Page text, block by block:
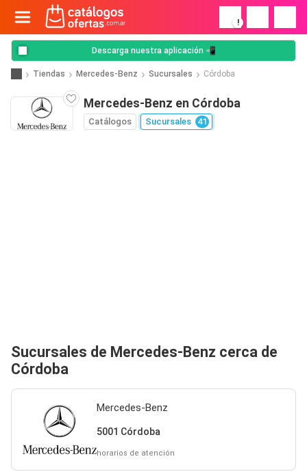
!
Descarga nuestra aplicación 📲
Tiendas Mercedes-Benz Sucursales Córdoba
Mercedes-Benz en Córdoba
Catálogos Sucursales 41
Sucursales de Mercedes-Benz cerca de
Córdoba
Mercedes-Benz
5001 Córdoba
horarios de atención